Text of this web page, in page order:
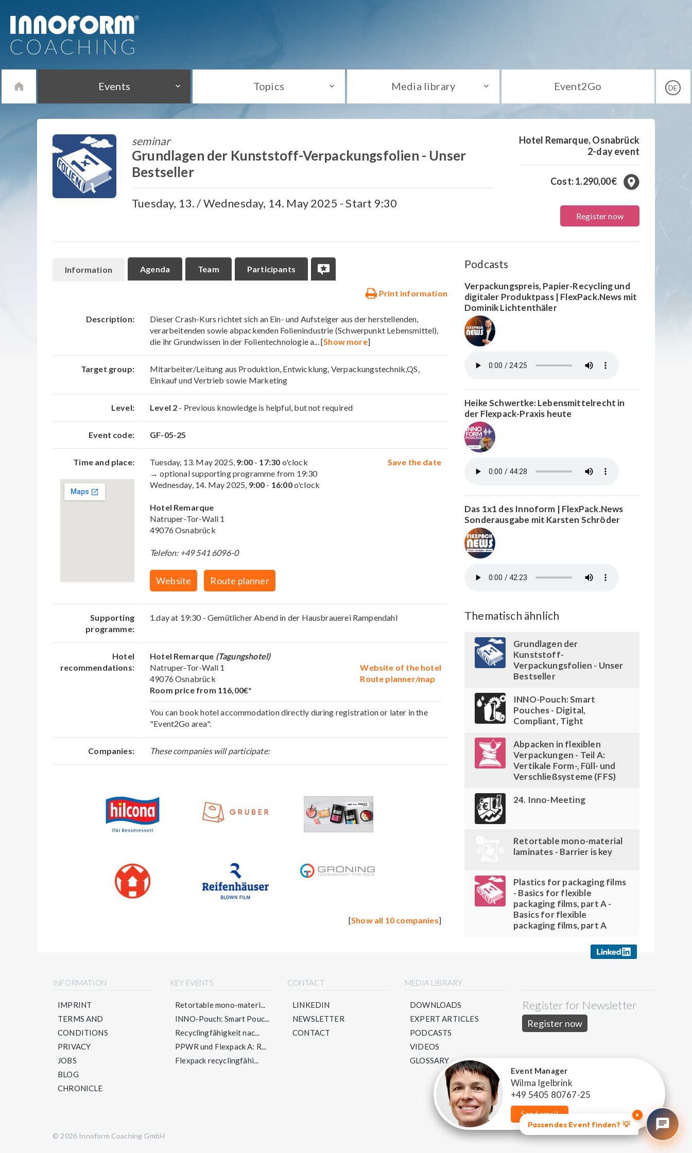
Events Topics Media library Event2Go DE
seminar
Grundlagen der Kunststoff-Verpackungsfolien - Unser
Bestseller
Tuesday, 13. / Wednesday, 14. May 2025 - Start 9:30
Hotel Remarque, Osnabrück
2-day event
Cost: 1.290,00€
Register now
Information Agenda Team Participants
Print information
Description:
Dieser Crash-Kurs richtet sich an Ein- und Aufsteiger aus der herstellenden,
verarbeitenden sowie abpackenden Folienindustrie (Schwerpunkt Lebensmittel),
die ihr Grundwissen in der Folientechnologie a... [Show more]
Target group:
Mitarbeiter/Leitung aus Produktion, Entwicklung, Verpackungstechnik,QS,
Einkauf und Vertrieb sowie Marketing
Level: Level 2 - Previous knowledge is helpful, but not required
Event code: GF-05-25
Time and place: Save the date
Tuesday, 13. May 2025, 9:00- 17:30 o'clock
→ optional supporting programme from 19:30
Wednesday, 14. May 2025, 9:00 - 16:00o'clock
Hotel Remarque
Natruper-Tor-Wall 1
49076 Osnabrück
Telefon: +49 541 6096-0
Website Route planner
Supporting
programme:
1.day at 19:30 - Gemütlicher Abend in der Hausbrauerei Rampendahl
Hotel
recommendations:
Hotel Remarque (Tagungshotel)
Website of the hotel
Route planner/map
Natruper-Tor-Wall 1
49076 Osnabrück
Room price from 116,00€*
You can book hotel accommodation directly during registration or later in the
"Event2Go area".
Companies: These companies will participate:
[Show all 10 companies]
Event Manager
Wilma Igelbrink
+49 5405 80767-25
Send email
Podcasts
Verpackungspreis, Papier-Recycling und
digitaler Produktpass | FlexPack.News mit
Dominik Lichtenthäler
Heike Schwertke: Lebensmittelrecht in
der Flexpack-Praxis heute
Das 1x1 des Innoform | FlexPack.News
Sonderausgabe mit Karsten Schröder
Thematisch ähnlich
Grundlagen der
Kunststoff-
Verpackungsfolien - Unser
Bestseller
INNO-Pouch: Smart
Pouches - Digital,
Compliant, Tight
Abpacken in flexiblen
Verpackungen - Teil A:
Vertikale Form-, Füll- und
Verschließsysteme (FFS)
24. Inno-Meeting
Retortable mono-material
laminates - Barrier is key
Plastics for packaging films
- Basics for flexible
packaging films, part A -
Basics for flexible
packaging films, part A
INFORMATION
IMPRINT
TERMS AND
CONDITIONS
PRIVACY
JOBS
BLOG
CHRONICLE
KEY EVENTS
Retortable mono-materi...
INNO-Pouch: Smart Pouc...
Recyclingfähigkeit nac...
PPWR und Flexpack A: R...
Flexpack recyclingfähi...
CONTACT
LINKEDIN
NEWSLETTER
CONTACT
MEDIA LIBRARY
DOWNLOADS
EXPERT ARTICLES
PODCASTS
VIDEOS
GLOSSARY
Register for Newsletter
Register now
© 2026 Innoform Coaching GmbH
×
Passendes Event finden? 💡